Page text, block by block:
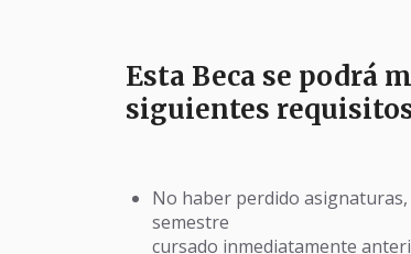
Esta Beca se podrá
siguientes
No haber perdido
semestre
cursado inmediatamente